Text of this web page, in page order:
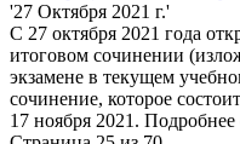
'27 Октября 2021 г.'
С 27 октября 2021 года
итоговом сочинении
экзамене в текущем
сочинение, которое
17 ноября 2021.